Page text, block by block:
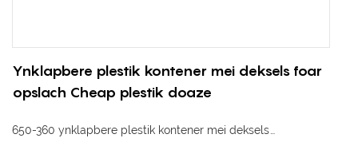
Ynklapbere plestik kontener mei deksels foar
opslach Cheap plestik doaze
650-360 ynklapbere plestik kontener mei deksels